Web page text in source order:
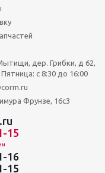
дер. Грибки, д 62,
c 8:30 до 16:00
Фрунзе, 16с3
15
16
15